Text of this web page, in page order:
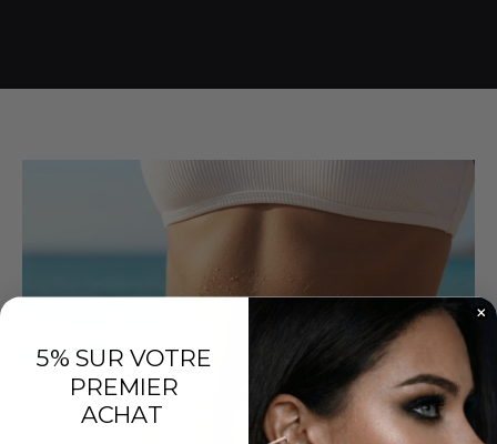
5% SUR VOTRE
PREMIER
ACHAT